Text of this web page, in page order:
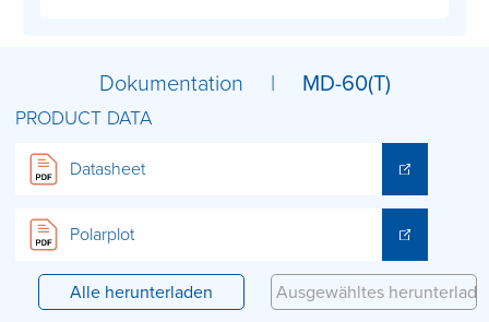
Dokumentation | MD-60(T)
PRODUCT DATA
Datasheet
Polarplot